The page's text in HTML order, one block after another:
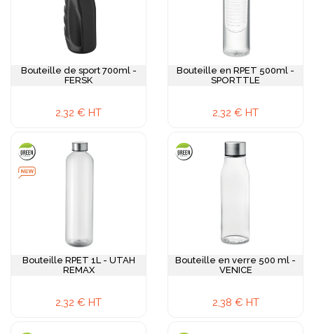
Bouteille de sport 700ml -
FERSK
2,32 € HT
Bouteille en RPET 500ml -
SPORTTLE
2,32 € HT
Bouteille RPET 1L - UTAH
REMAX
2,32 € HT
Bouteille en verre 500 ml -
VENICE
2,38 € HT